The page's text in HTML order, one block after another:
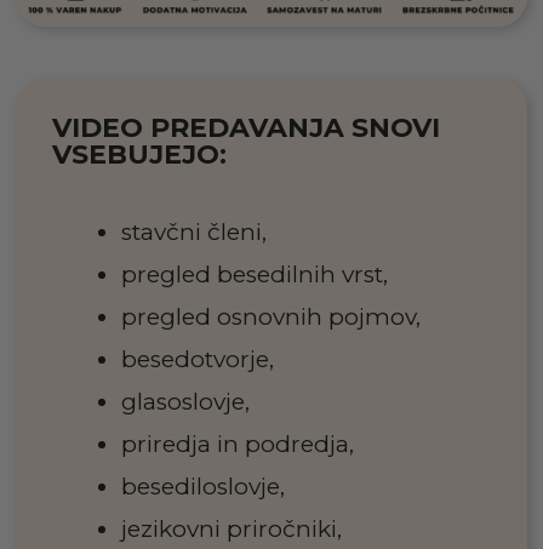
VIDEO PREDAVANJA SNOVI
VSEBUJEJO:
stavčni členi,
pregled besedilnih vrst,
pregled osnovnih pojmov,
besedotvorje,
glasoslovje,
priredja in podredja,
besediloslovje,
jezikovni priročniki,